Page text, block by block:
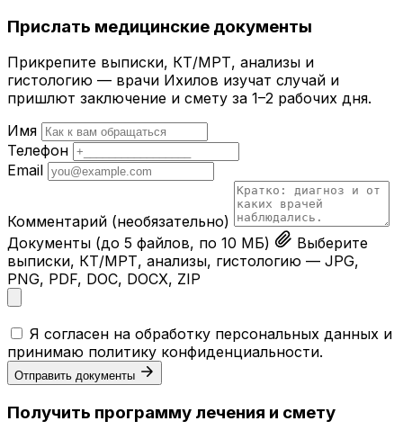
Прислать медицинские документы
Прикрепите выписки, КТ/МРТ, анализы и
гистологию — врачи Ихилов изучат случай и
пришлют заключение и смету за 1–2 рабочих дня.
Имя
Телефон
Email
Комментарий (необязательно)
Документы (до 5 файлов, по 10 МБ)
Выберите
выписки, КТ/МРТ, анализы, гистологию — JPG,
PNG, PDF, DOC, DOCX, ZIP
Я согласен на обработку персональных данных и
принимаю политику конфиденциальности.
Отправить документы
Получить программу лечения и смету